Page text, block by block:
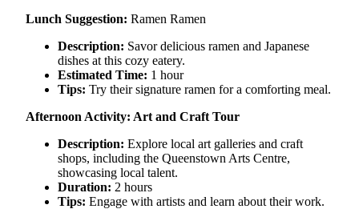
Lunch Suggestion: Ramen Ramen
Description: Savor delicious ramen and Japanese
dishes at this cozy eatery.
Estimated Time: 1 hour
Tips: Try their signature ramen for a comforting meal.
Afternoon Activity: Art and Craft Tour
Description: Explore local art galleries and craft
shops, including the Queenstown Arts Centre,
showcasing local talent.
Duration: 2 hours
Tips: Engage with artists and learn about their work.